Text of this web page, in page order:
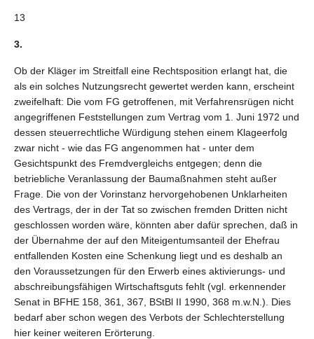
13
3.
Ob der Kläger im Streitfall eine Rechtsposition erlangt hat, die
als ein solches Nutzungsrecht gewertet werden kann, erscheint
zweifelhaft: Die vom FG getroffenen, mit Verfahrensrügen nicht
angegriffenen Feststellungen zum Vertrag vom 1. Juni 1972 und
dessen steuerrechtliche Würdigung stehen einem Klageerfolg
zwar nicht - wie das FG angenommen hat - unter dem
Gesichtspunkt des Fremdvergleichs entgegen; denn die
betriebliche Veranlassung der Baumaßnahmen steht außer
Frage. Die von der Vorinstanz hervorgehobenen Unklarheiten
des Vertrags, der in der Tat so zwischen fremden Dritten nicht
geschlossen worden wäre, könnten aber dafür sprechen, daß in
der Übernahme der auf den Miteigentumsanteil der Ehefrau
entfallenden Kosten eine Schenkung liegt und es deshalb an
den Voraussetzungen für den Erwerb eines aktivierungs- und
abschreibungsfähigen Wirtschaftsguts fehlt (vgl. erkennender
Senat in BFHE 158, 361, 367, BStBl II 1990, 368 m.w.N.). Dies
bedarf aber schon wegen des Verbots der Schlechterstellung
hier keiner weiteren Erörterung.